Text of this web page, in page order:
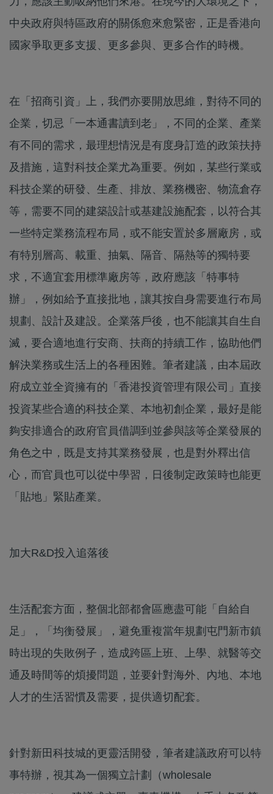
中央政府與特區政府的關係愈來愈緊密，正是香港向
國家爭取更多支援、更多參與、更多合作的時機。
在「招商引資」上，我們亦要開放思維，對待不同的
企業，切忌「一本通書讀到老」，不同的企業、產業
有不同的需求，最理想情況是有度身訂造的政策扶持
及措施，這對科技企業尤為重要。例如，某些行業或
科技企業的研發、生產、排放、業務機密、物流倉存
等，需要不同的建築設計或基建設施配套，以符合其
一些特定業務流程布局，或不能安置於多層廠房，或
有特別層高、載重、抽氣、隔音、隔熱等的獨特要
求，不適宜套用標準廠房等，政府應該「特事特
辦」，例如給予直接批地，讓其按自身需要進行布局
規劃、設計及建設。企業落戶後，也不能讓其自生自
滅，要合適地進行安商、扶商的持續工作，協助他們
解決業務或生活上的各種困難。筆者建議，由本屆政
府成立並全資擁有的「香港投資管理有限公司」直接
投資某些合適的科技企業、本地初創企業，最好是能
夠安排適合的政府官員借調到並參與該等企業發展的
角色之中，既是支持其業務發展，也是對外釋出信
心，而官員也可以從中學習，日後制定政策時也能更
「貼地」緊貼產業。
加大R&D投入追落後
生活配套方面，整個北部都會區應盡可能「自給自
足」，「均衡發展」，避免重複當年規劃屯門新市鎮
時出現的失敗例子，造成跨區上班、上學、就醫等交
通及時間等的煩擾問題，並要針對海外、內地、本地
人才的生活習慣及需要，提供適切配套。
針對新田科技城的更靈活開發，筆者建議政府可以特
事特辦，視其為一個獨立計劃（wholesale